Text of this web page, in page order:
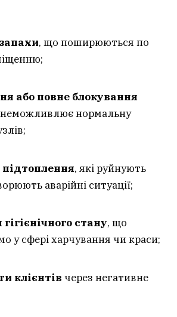
, що поширюються по
або повне блокування
нормальну
підтоплення, які руйнують
аварійні ситуації;
стану, що
у сфері харчування чи краси;
клієнтів через негативне